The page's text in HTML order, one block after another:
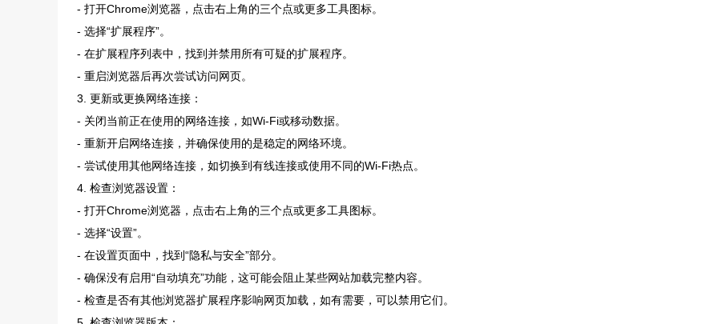
- 打开Chrome浏览器，点击右上角的三个点或更多工具图标。
- 选择“扩展程序”。
- 在扩展程序列表中，找到并禁用所有可疑的扩展程序。
- 重启浏览器后再次尝试访问网页。
3. 更新或更换网络连接：
- 关闭当前正在使用的网络连接，如Wi-Fi或移动数据。
- 重新开启网络连接，并确保使用的是稳定的网络环境。
- 尝试使用其他网络连接，如切换到有线连接或使用不同的Wi-Fi热点。
4. 检查浏览器设置：
- 打开Chrome浏览器，点击右上角的三个点或更多工具图标。
- 选择“设置”。
- 在设置页面中，找到“隐私与安全”部分。
- 确保没有启用“自动填充”功能，这可能会阻止某些网站加载完整内容。
- 检查是否有其他浏览器扩展程序影响网页加载，如有需要，可以禁用它们。